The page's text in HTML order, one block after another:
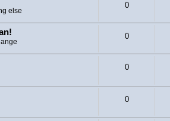
else
0
0
0
0